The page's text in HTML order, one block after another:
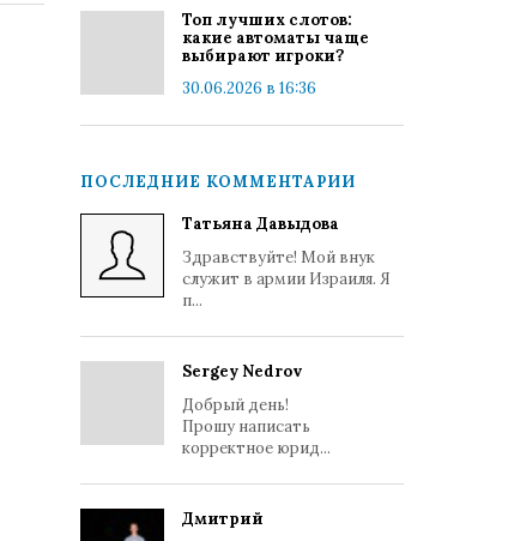
Топ лучших слотов:
какие автоматы чаще
выбирают игроки?
30.06.2026 в 16:36
ПОСЛЕДНИЕ КОММЕНТАРИИ
Татьяна Давыдова
Здравствуйте! Мой внук
служит в армии Израиля. Я
п...
Sergey Nedrov
Добрый день!
Прошу написать
корректное юрид...
Дмитрий